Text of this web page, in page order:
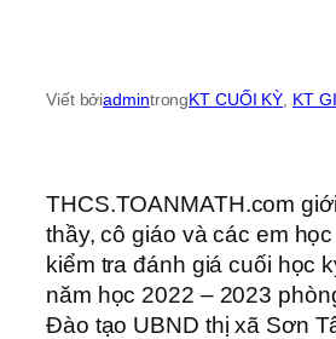
Viết bởiadmintrongKT CUỐI KỲ KT
THCS.TOANMATH.com
thầy, cô giáo và các em
kiểm tra đánh giá cuối học
năm học 2022 – 2023
Đào tạo UBND thị xã Sơn